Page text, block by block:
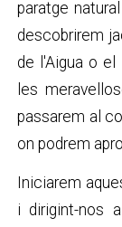
paratge
descobrirem
de l'Aigua o el
les
passarem al
on podrem
Iniciarem
i dirigint-nos